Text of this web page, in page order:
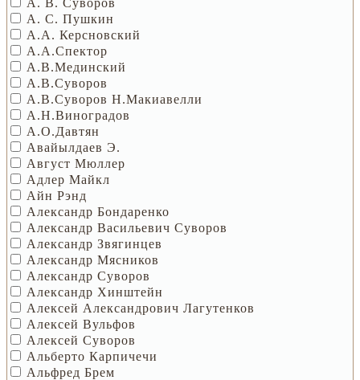
А. С. Пушкин
А.А. Керсновский
А.А.Спектор
А.В.Мединский
А.В.Суворов
А.В.Суворов Н.Макиавелли
А.Н.Виноградов
А.О.Давтян
Авайылдаев Э.
Август Мюллер
Адлер Майкл
Айн Рэнд
Александр Бондаренко
Александр Васильевич Суворов
Александр Звягинцев
Александр Мясников
Александр Суворов
Александр Хинштейн
Алексей Александрович Лагутенков
Алексей Вульфов
Алексей Суворов
Альберто Карпичечи
Альфред Брем